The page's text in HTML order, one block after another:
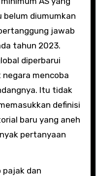
diumumkan
jawab
tahun 2023.
diperbarui
mencoba
Itu tidak
definisi
baru yang aneh
pertanyaan
pajak dan